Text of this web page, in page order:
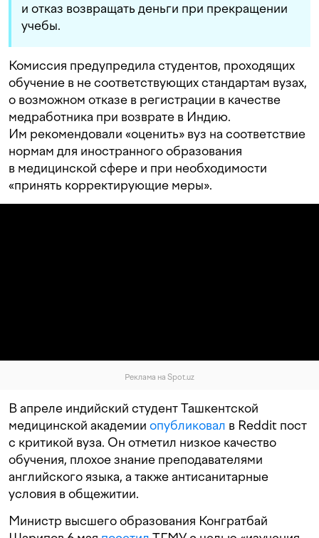
и отказ возвращать деньги при прекращении
учебы.
Комиссия предупредила студентов, проходящих
обучение в не соответствующих стандартам вузах,
о возможном отказе в регистрации в качестве
медработника при возврате в Индию.
Им рекомендовали «оценить» вуз на соответствие
нормам для иностранного образования
в медицинской сфере и при необходимости
«принять корректирующие меры».
Реклама на Spot.uz
В апреле индийский студент Ташкентской
медицинской академии опубликовал в Reddit пост
с критикой вуза. Он отметил низкое качество
обучения, плохое знание преподавателями
английского языка, а также антисанитарные
условия в общежитии.
Министр высшего образования Конгратбай